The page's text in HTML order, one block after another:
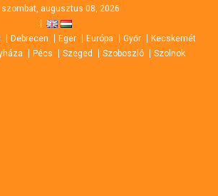
szombat, augusztus 08, 2026
Debrecen Eger Európa Győr
Kecskemét
Pécs Szeged Szoboszló Szolnok